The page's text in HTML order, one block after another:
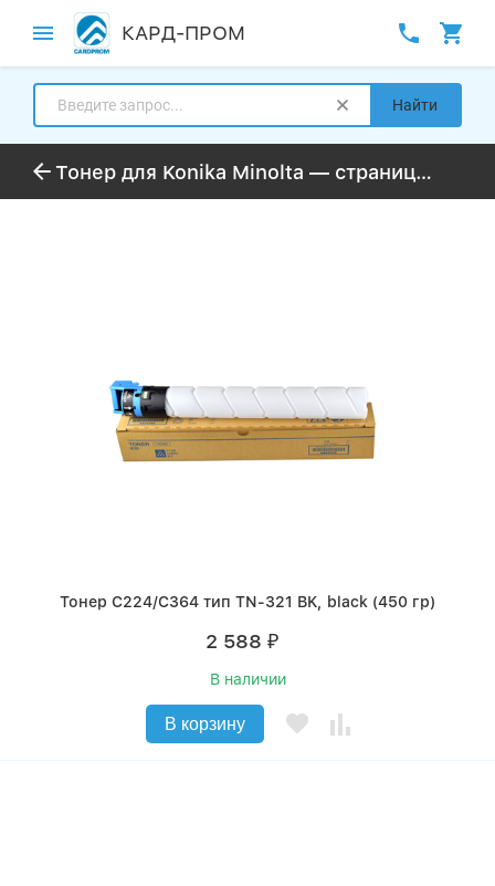
КАРД-ПРОМ
Найти
Тонер для Konika Minolta — страница № 2
Тонер C224/C364 тип TN-321 BK, black (450 гр)
2 588 ₽
В наличии
В корзину